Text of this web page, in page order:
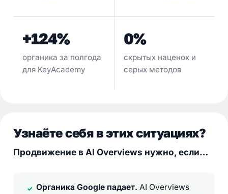
+124%
органика за полгода
для KeyAcademy
0%
скрытых наценок и
серых методов
Узнаёте себя в этих ситуациях?
Продвижение в AI Overviews нужно, если…
✓ Органика Google падает. AI Overviews